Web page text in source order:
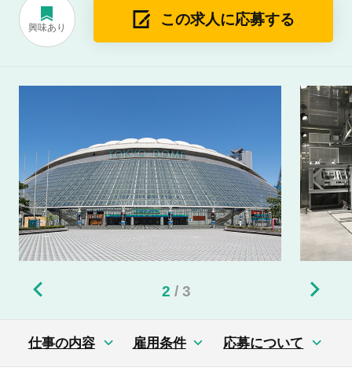
興味あり
この求人に応募する
3 / 3
仕事の内容 雇用条件 応募について